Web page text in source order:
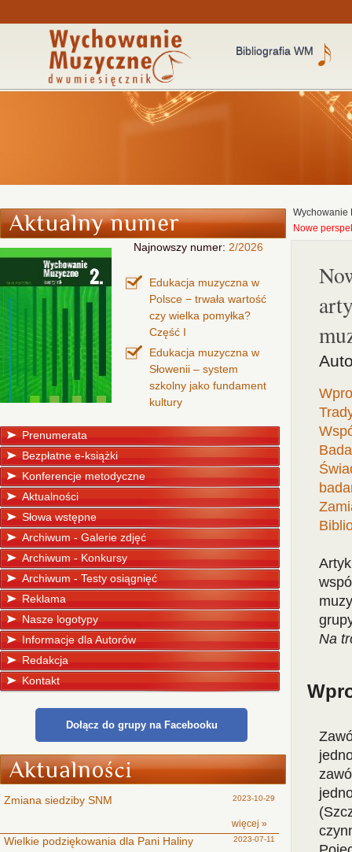
Bibliografia WM
Najnowszy numer: 2/2026
Edukacja muzyczna w
Polsce − trwała wartość
czy wielka pomyłka?
Część I
Edukacja muzyczna w
Słowenii – system
szkolny jako fundament
kultury
Prenumerata
Bezpłatne e-książki
Konferencje metodyczne
Aktualności
Słowa wstępne
Archiwum - Galerie zdjęć
Archiwum - Konkursy
Archiwum - Testy osiągnięć
Reklama
Nasze logotypy
Informacje dla Autorów
Redakcja
Kontakt
Dołącz do grupy na Facebooku
Zmiana siedziby SNM 2023-10-29
więcej »
Wielkie podziękowania dla Pani Haliny 2023-07-11
Wychowanie
Nowe
Na